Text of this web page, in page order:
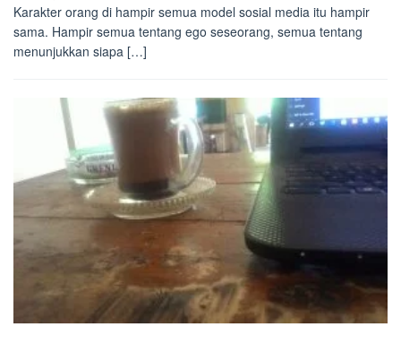
Karakter orang di hampir semua model sosial media itu hampir
sama. Hampir semua tentang ego seseorang, semua tentang
menunjukkan siapa […]